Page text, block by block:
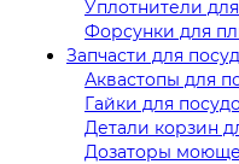
Уплотнители
Форсунки для
Запчасти для
Аквастопы для
Гайки для
Детали корзин
Дозаторы